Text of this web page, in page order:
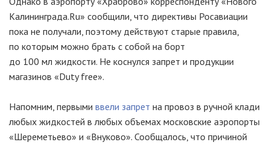
Калининграда.Ru» сообщили, что директивы Росавиации
пока не получали, поэтому действуют старые правила,
по которым можно брать с собой на борт
до 100 мл жидкости. Не коснулся запрет и продукции
магазинов «Duty free».
Напомним, первыми ввели запрет на провоз в ручной клади
любых жидкостей в любых объемах московские аэропорты
«Шереметьево» и «Внуково». Сообщалось, что причиной